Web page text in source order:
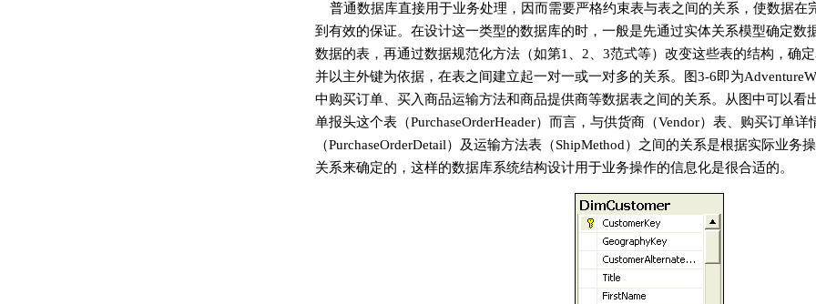
普通数据库直接用于业务处理，因而需要严格约束表与表之间的关系，使数据在
到有效的保证。在设计这一类型的数据库的时，一般是先通过实体关系模型确定数
数据的表，再通过数据规范化方法（如第1、2、3范式等）改变这些表的结构，确定
并以主外键为依据，在表之间建立起一对一或一对多的关系。图3-6即为
中购买订单、买入商品运输方法和商品提供商等数据表之间的关系。从图中可以看
单报头这个表（PurchaseOrderHeader）而言，与供货商（Vendor）表、购买订单详
（PurchaseOrderDetail）及运输方法表（ShipMethod）之间的关系是根据实际业务
关系来确定的，这样的数据库系统结构设计用于业务操作的信息化是很合适的。